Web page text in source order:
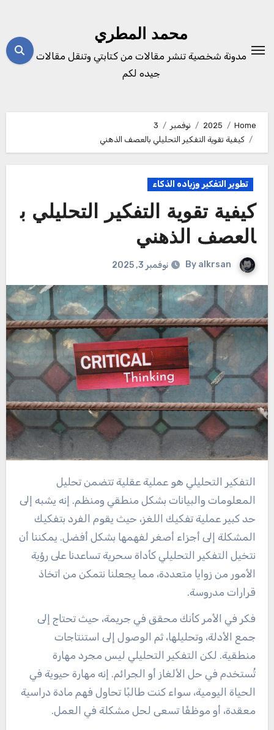
محمد المطري
مدونة شخصية تنشر مقالات من كتابتي وتنقل مقالات
جيده لكم
Home
2025 نوفمبر
3
كيفية تقوية التفكير التحليلي بالعصف الذهني
تطوير التفكير وزياده الذكاء
كيفية تقوية التفكير التحليلي ب
العصف الذهني
By alkrsan نوفمبر 3, 2025
المعلومات والبيانات بشكل منطقي ومنظم. إنه يشبه إلى
حد كبير عملية تفكيك اللغز، حيث يقوم الفرد بتفكيك
المشكلة إلى أجزاء أصغر لفهمها بشكل أفضل. يمكننا أن
نتخيل التفكير التحليلي كأداة سحرية تساعدنا على رؤية
الأمور من زوايا متعددة، مما يجعلنا نتمكن من اتخاذ
قرارات مدروسة.
فكر في الأمر كأنك محقق في جريمة، حيث تحتاج إلى
جمع الأدلة، وتحليلها، ثم الوصول إلى استنتاجات
منطقية. لكن التفكير التحليلي ليس مجرد مهارة
تُستخدم في حل الألغاز أو الجرائم. إنه مهارة حيوية في
الحياة اليومية، سواء كنت طالبًا تحاول فهم مادة دراسية
معقدة، أو موظفًا تسعى لحل مشكلة في العمل.